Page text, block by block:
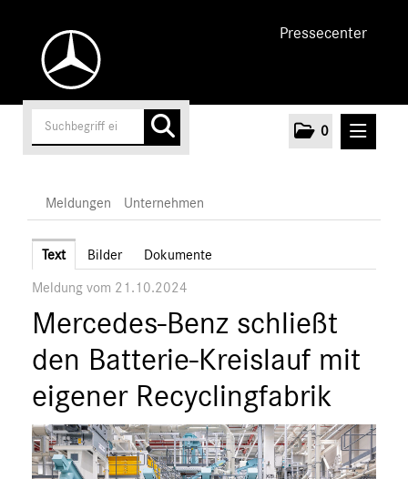
Pressecenter
0
Unternehmen
Marken & Produkte
MEDIA
ÜBER UNS
ANSPRECHPARTNER
Meldungen Unternehmen
Text Bilder Dokumente
Meldung vom 21.10.2024
Mercedes-Benz schließt
den Batterie-Kreislauf mit
eigener Recyclingfabrik